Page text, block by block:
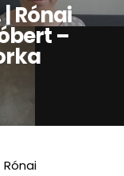
| Rónai
–
Rónai